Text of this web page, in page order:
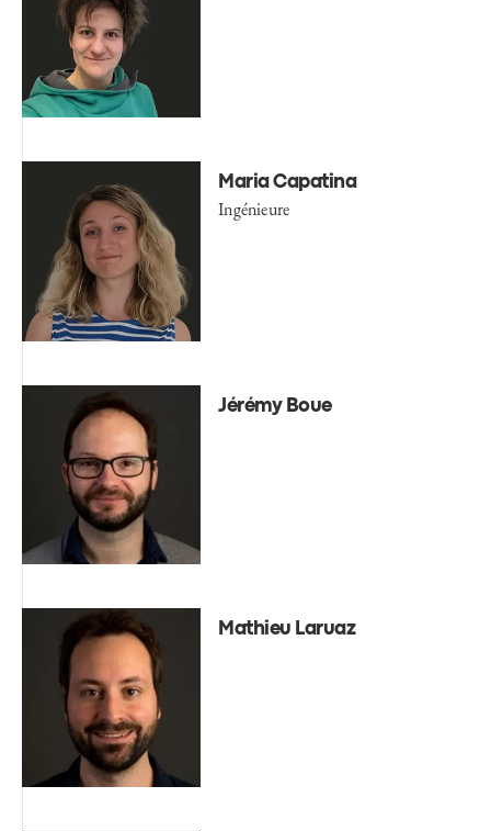
Maria Capatina
Ingénieure
Jérémy Boue
Mathieu Laruaz